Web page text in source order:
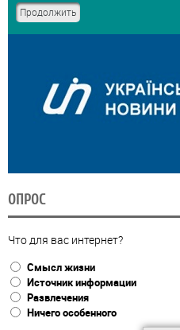
ОПРОС
Что для вас интернет?
Смысл жизни
Источник информации
Развлечения
Ничего особенного